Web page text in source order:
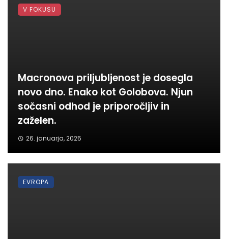
Macronova priljubljenost je dosegla
novo dno. Enako kot Golobova. Njun
sočasni odhod je priporočljiv in
zaželen.
26. januarja, 2025
V FOKUSU
EVROPA